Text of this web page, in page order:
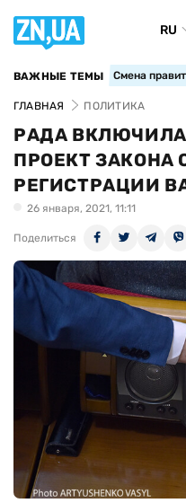
RU
ВАЖНЫЕ ТЕМЫ Смена
ГЛАВНАЯ ПОЛИТИКА
РАДА
ПРОЕКТ ЗАКОНА
РЕГИСТРАЦИИ
26 января, 2021, 11:11
Поделиться